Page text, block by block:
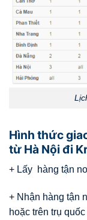
Hình thức
từ Hà Nội đi
+ Lấy hàng tận
+ Nhận hàng tận
hoặc trên trụ